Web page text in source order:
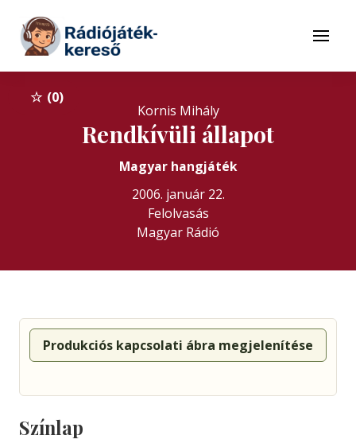
Tovább a tartalomhoz
Menü
0
Kornis Mihály
Rendkívüli állapot
Magyar hangjáték
2006. január 22.
Felolvasás
Magyar Rádió
Produkciós kapcsolati ábra megjelenítése
Színlap